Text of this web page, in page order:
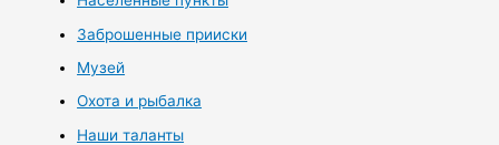
Заброшенные прииски
Музей
Охота и рыбалка
Наши таланты